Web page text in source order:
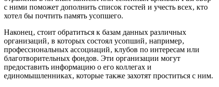
с ними поможет дополнить список гостей и учесть всех‚ кто
хотел бы почтить память усопшего.
Наконец‚ стоит обратиться к базам данных различных
организаций‚ в которых состоял усопший‚ например‚
профессиональных ассоциаций‚ клубов по интересам или
благотворительных фондов. Эти организации могут
предоставить информацию о его коллегах и
единомышленниках‚ которые также захотят проститься с ним.